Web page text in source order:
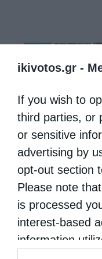
ikivotos.gr -
If you wish to
third parties, or
or sensitive
advertising by
opt-out section
Please note
is processed
interest-based
information